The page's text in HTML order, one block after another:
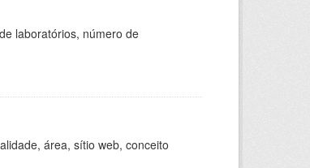
laboratórios, número de
área, sítio web, conceito